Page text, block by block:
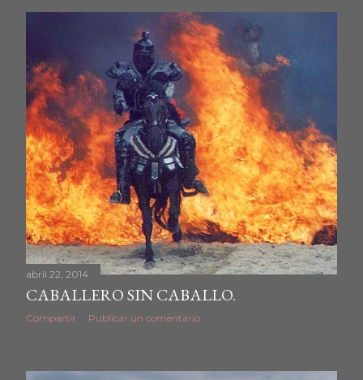
abril 22, 2014
CABALLERO SIN CABALLO.
Compartir Publicar un comentario